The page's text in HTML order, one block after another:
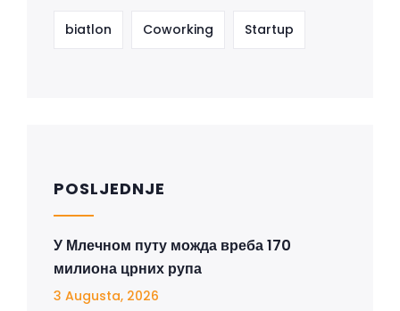
biatlon Coworking Startup
POSLJEDNJE
У Млечном путу можда вреба 170
милиона црних рупа
3 Augusta, 2026